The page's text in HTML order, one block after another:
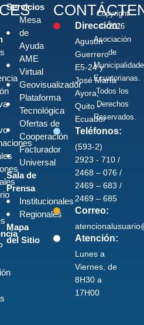
Servicios
Mesa
de
Ayuda
AME
Virtual
Geovisualizador
Plataforma
Tecnológica
Ofertas de
Cooperación
Facturador
Universal
Sala de
Prensa
Institucionales
Regionales
Mapa
del Sitio
Dirección:
Agustín
Guerrero
E5-24 y
José María
Ayora,
Quito -
Ecuador
Teléfonos:
(593-2)
2923 - 710 /
2468 – 076 /
2469 – 683 /
2469 – 685
Correo:
Atención:
Lunes a
Viernes, de
8H30 a
17H00
Copyright
© 2026
Asociación
de
Ecuatorianas.
Todos los
Derechos
Reservados.